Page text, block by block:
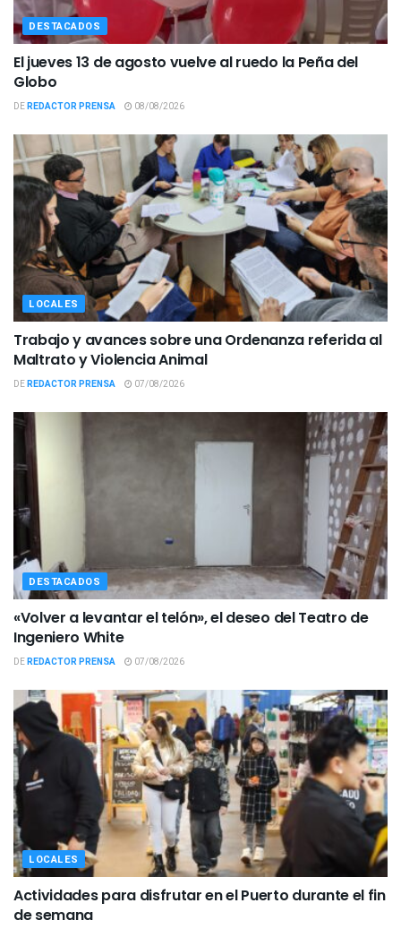
DESTACADOS
El jueves 13 de agosto vuelve al ruedo la Peña del
Globo
DEREDACTOR PRENSA 08/08/2026
LOCALES
Trabajo y avances sobre una Ordenanza referida al
Maltrato y Violencia Animal
DEREDACTOR PRENSA 07/08/2026
DESTACADOS
«Volver a levantar el telón», el deseo del Teatro de
Ingeniero White
DEREDACTOR PRENSA 07/08/2026
LOCALES
Actividades para disfrutar en el Puerto durante el fin
de semana